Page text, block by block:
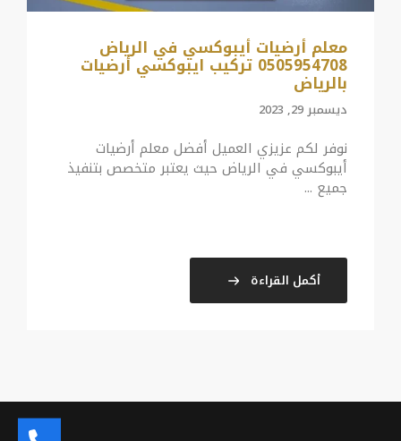
معلم أرضيات أيبوكسي في الرياض
0505954708 تركيب ايبوكسي أرضيات
بالرياض
ديسمبر 29, 2023
نوفر لكم عزيزي العميل أفضل معلم أرضيات
أيبوكسي في الرياض حيث يعتبر متخصص بتنفيذ
جميع ...
أكمل القراءة